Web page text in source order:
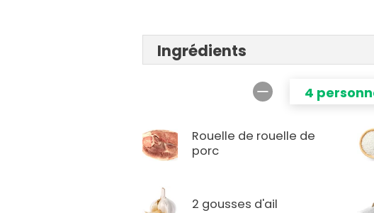
Ingrédients
4
Rouelle de rouelle de
porc
2 gousses d'ail